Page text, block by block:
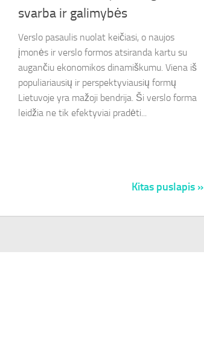
svarba ir galimybės
Verslo pasaulis nuolat keičiasi, o naujos
įmonės ir verslo formos atsiranda kartu su
augančiu ekonomikos dinamiškumu. Viena iš
populiariausių ir perspektyviausių formų
Lietuvoje yra mažoji bendrija. Ši verslo forma
leidžia ne tik efektyviai pradėti...
Kitas puslapis »